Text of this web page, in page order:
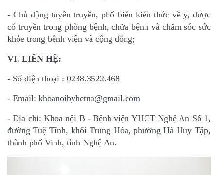
- Chủ động tuyên truyền, phổ biến kiến thức về y, dược
cổ truyền trong phòng bệnh, chữabệnh và chăm sóc sức
khỏe trong bệnh viện và cộng đồng;
VI. LIÊN HỆ:
- Số điện thoại : 0238.3522.468
- Email: khoanoibyhctna@gmail.com
- Địa chỉ: Khoa nội B - Bệnh viện YHCT Nghệ An Số 1,
đường Tuệ Tĩnh, khối Trung Hòa, phường Hà Huy Tập,
thành phố Vinh, tỉnh Nghệ An.